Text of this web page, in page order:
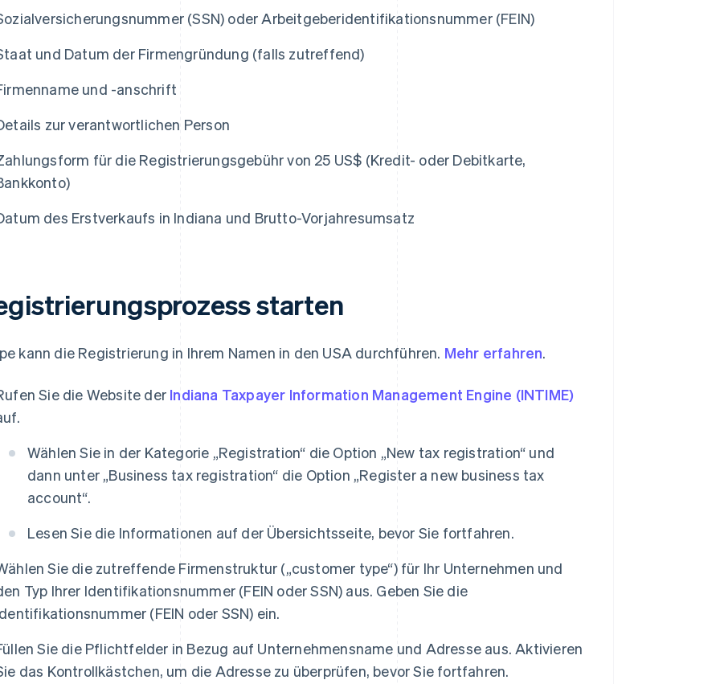
(SSN) oder Arbeitgeberidentifikationsnummer (FEIN)
und Datum der Firmengründung (falls zutreffend)
und -anschrift
zur verantwortlichen Person
für die Registrierungsgebühr von 25 US$ (Kredit- oder Debitkarte,
des Erstverkaufs in Indiana und Brutto-Vorjahresumsatz
starten
kann die Registrierung in Ihrem Namen in den USA durchführen. Mehr erfahren.
Sie die Website der Indiana Taxpayer Information Management Engine (INTIME)
Wählen Sie in der Kategorie „Registration“ die Option „New tax registration“ und
dann unter „Business tax registration“ die Option „Register a new business tax
account“.
Lesen Sie die Informationen auf der Übersichtsseite, bevor Sie fortfahren.
Sie die zutreffende Firmenstruktur („customer type“) für Ihr Unternehmen und
Typ Ihrer Identifikationsnummer (FEIN oder SSN) aus. Geben Sie die
(FEIN oder SSN) ein.
Sie die Pflichtfelder in Bezug auf Unternehmensname und Adresse aus. Aktivieren
das Kontrollkästchen, um die Adresse zu überprüfen, bevor Sie fortfahren.